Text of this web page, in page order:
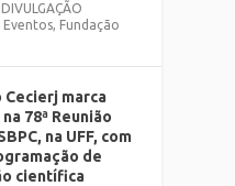
DIVULGAÇÃO
Eventos, Fundação
Cecierj marca
78ª Reunião
na UFF, com
de
científica